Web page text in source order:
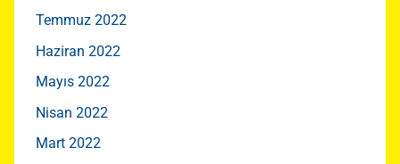
Temmuz 2022
Haziran 2022
Mayıs 2022
Nisan 2022
Mart 2022